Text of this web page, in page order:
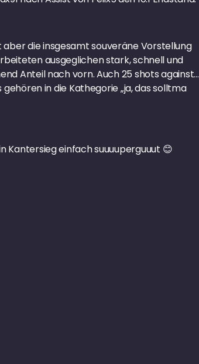
die insgesamt souveräne Vorstellung
ausgeglichen stark, schnell und
Anteil nach vorn. Auch 25 shots against…
in die Kathegorie „ja, das solltma
Kantersieg einfach suuuuperguuut 😊